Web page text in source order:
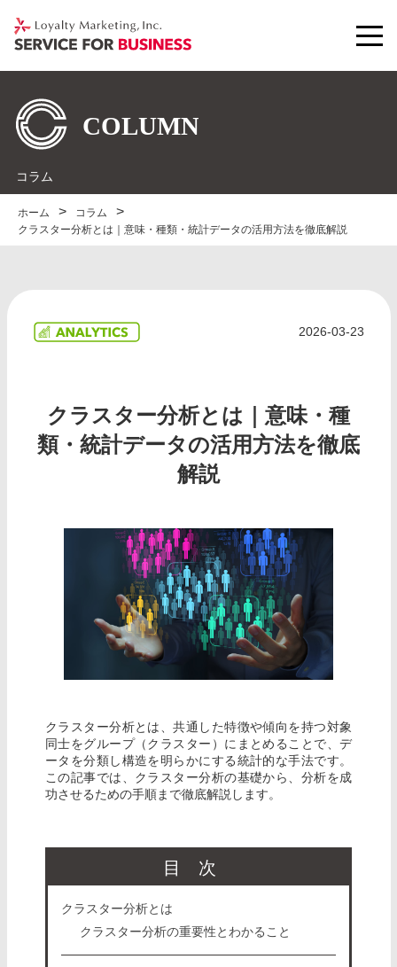
コラム
ホーム
コラム
クラスター分析とは｜意味・種類・統計データの活用方法を徹底解説
2026-03-23
クラスター分析とは｜意味・種
類・統計データの活用方法を徹底
解説
クラスター分析とは、共通した特徴や傾向を持つ対象
同士をグループ（クラスター）にまとめることで、デ
ータを分類し構造を明らかにする統計的な手法です。
この記事では、クラスター分析の基礎から、分析を成
功させるための手順まで徹底解説します。
目次
クラスター分析とは
クラスター分析の重要性とわかること